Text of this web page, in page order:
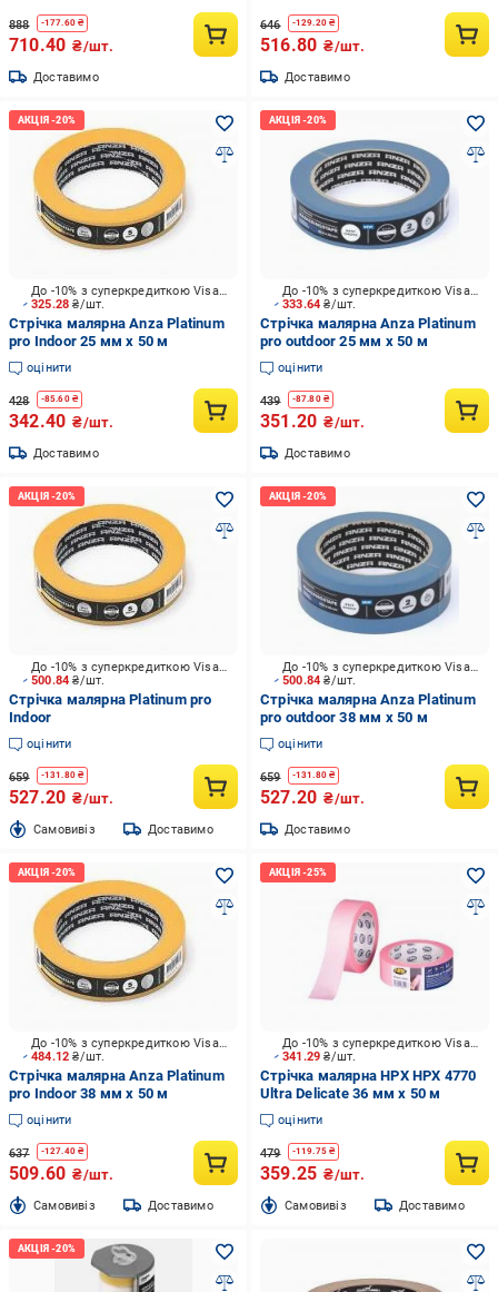
888 -177.60 ₴
710.40 ₴/шт.
Доставимо
646 -129.20₴
516.80 ₴/шт.
Доставимо
325.28₴/шт.
До -10% з суперкредиткою Visa Вигода
Стрічка малярна Anza Platinum
pro Indoor 25 мм x 50 м
оцінити
428 -85.60₴
342.40 ₴/шт.
Доставимо
333.64₴/шт.
До -10% з суперкредиткою Visa Вигода
Стрічка малярна Anza Platinum
pro outdoor 25 мм x 50 м
оцінити
439 -87.80₴
351.20 ₴/шт.
Доставимо
500.84₴/шт.
До -10% з суперкредиткою Visa Вигода
Стрічка малярна Platinum pro
Indoor
оцінити
659 -131.80 ₴
527.20 ₴/шт.
Cамовивіз Доставимо
500.84₴/шт.
До -10% з суперкредиткою Visa Вигода
Стрічка малярна Anza Platinum
pro outdoor 38 мм x 50 м
оцінити
659 -131.80₴
527.20 ₴/шт.
Доставимо
484.12₴/шт.
До -10% з суперкредиткою Visa Вигода
Стрічка малярна Anza Platinum
pro Indoor 38 мм x 50 м
оцінити
637 -127.40 ₴
509.60 ₴/шт.
Cамовивіз Доставимо
341.29₴/шт.
До -10% з суперкредиткою Visa Вигода
Стрічка малярна HPX HPX 4770
Ultra Delicate 36 мм x 50 м
оцінити
479 -119.75₴
359.25 ₴/шт.
Cамовивіз Доставимо